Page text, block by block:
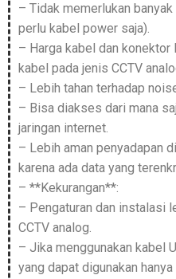
– Tidak memerlukan
perlu kabel power saja).
– Harga kabel dan konektor
kabel pada jenis CCTV
– Lebih tahan terhadap
– Bisa diakses dari mana
jaringan internet.
– Lebih aman penyadapan
karena ada data yang
– **Kekurangan**:
– Pengaturan dan instalasi
CCTV analog.
– Jika menggunakan kabel
yang dapat digunakan